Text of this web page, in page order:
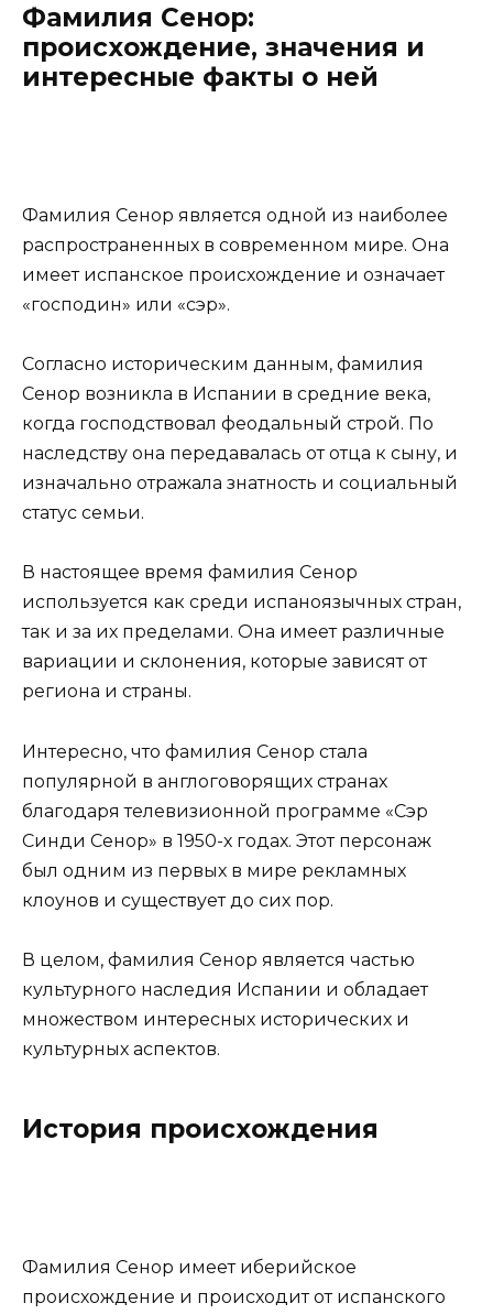
Фамилия Сенор:
происхождение, значения и
интересные факты о ней
Фамилия Сенор является одной из наиболее
распространенных в современном мире. Она
имеет испанское происхождение и означает
«господин» или «сэр».
Согласно историческим данным, фамилия
Сенор возникла в Испании в средние века,
когда господствовал феодальный строй. По
наследству она передавалась от отца к сыну, и
изначально отражала знатность и социальный
статус семьи.
В настоящее время фамилия Сенор
используется как среди испаноязычных стран,
так и за их пределами. Она имеет различные
вариации и склонения, которые зависят от
региона и страны.
Интересно, что фамилия Сенор стала
популярной в англоговорящих странах
благодаря телевизионной программе «Сэр
Синди Сенор» в 1950-х годах. Этот персонаж
был одним из первых в мире рекламных
клоунов и существует до сих пор.
В целом, фамилия Сенор является частью
культурного наследия Испании и обладает
множеством интересных исторических и
культурных аспектов.
История происхождения
Фамилия Сенор имеет иберийское
происхождение и происходит от испанского